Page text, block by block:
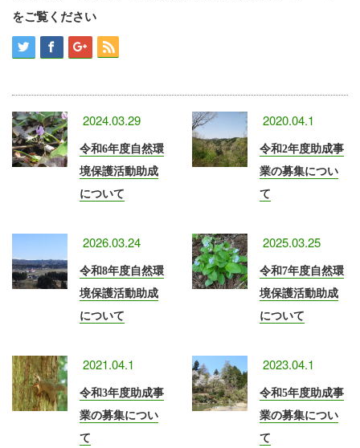
をご覧ください
2024.03.29
令和6年度自然環
境保護活動助成
について
2020.04.1
令和2年度助成事
業の募集につい
て
2026.03.24
令和8年度自然環
境保護活動助成
について
2025.03.25
令和7年度自然環
境保護活動助成
について
2021.04.1
令和3年度助成事
業の募集につい
て
2023.04.1
令和5年度助成事
業の募集につい
て